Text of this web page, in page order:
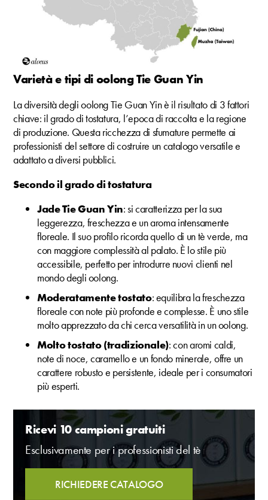
Varietà e tipi di oolong Tie Guan Yin
La diversità degli oolong Tie Guan Yin è il risultato di 3 fattori
chiave: il grado di tostatura, l’epoca di raccolta e la regione
di produzione. Questa ricchezza di sfumature permette ai
professionisti del settore di costruire un catalogo versatile e
adattato a diversi pubblici.
Secondo il grado di tostatura
Jade Tie Guan Yin: si caratterizza per la sua
leggerezza, freschezza e un aroma intensamente
floreale. Il suo profilo ricorda quello di un tè verde, ma
con maggiore complessità al palato. È lo stile più
accessibile, perfetto per introdurre nuovi clienti nel
mondo degli oolong.
Moderatamente tostato: equilibra la freschezza
floreale con note più profonde e complesse. È uno stile
molto apprezzato da chi cerca versatilità in un oolong.
Molto tostato (tradizionale): con aromi caldi,
note di noce, caramello e un fondo minerale, offre un
carattere robusto e persistente, ideale per i consumatori
più esperti.
Ricevi 10 campioni gratuiti
Esclusivamente per i professionisti del tè
RICHIEDERE CATALOGO